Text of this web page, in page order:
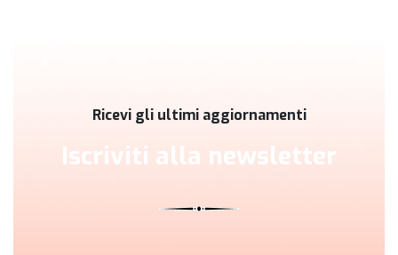
Ricevi gli ultimi aggiornamenti
Iscriviti alla newsletter